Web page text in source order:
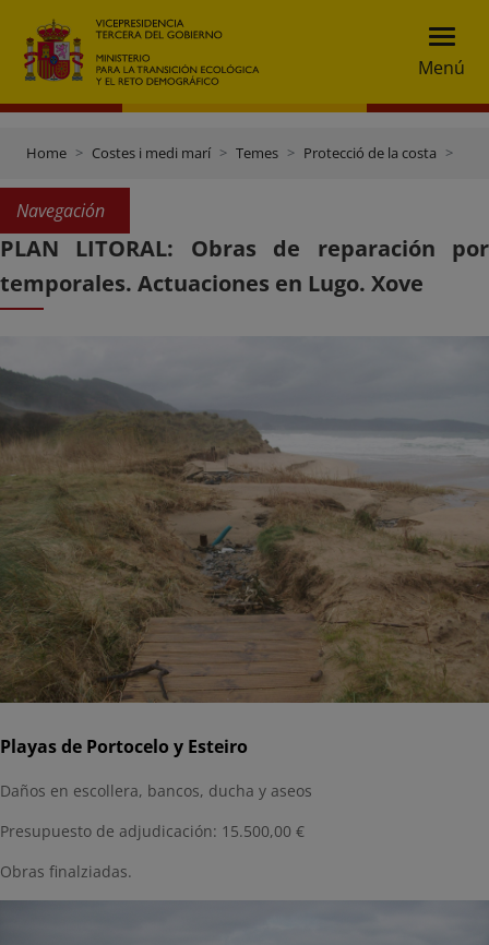
Menú
Home Costes i medi marí Temes Protecció de la costa
Navegación
PLAN LITORAL: Obras de reparación por
temporales. Actuaciones en Lugo. Xove
Playas de Portocelo y Esteiro
Daños en escollera, bancos, ducha y aseos
Presupuesto de adjudicación: 15.500,00 €
Obras finalziadas.